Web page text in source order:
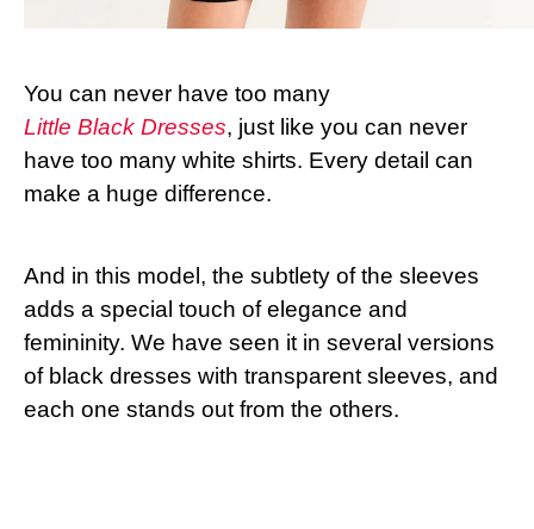
You can never have too many
Little Black Dresses, just like you can never
have too many white shirts. Every detail can
make a huge difference.
And in this model, the subtlety of the sleeves
adds a special touch of elegance and
femininity. We have seen it in several versions
of black dresses with transparent sleeves, and
each one stands out from the others.